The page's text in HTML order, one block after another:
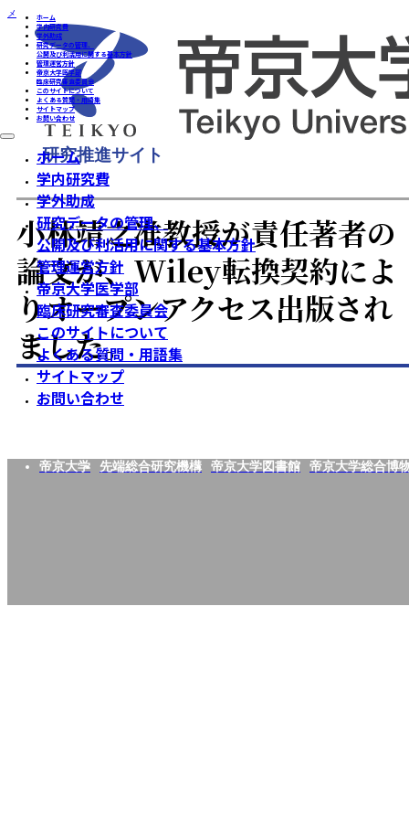
メインコンテンツへスキップ
研究推進サイト
ホーム
学内研究費
学外助成
研究データの管理、
公開及び利活用に関する基本方針
管理運営方針
帝京大学医学部
臨床研究審査委員会
このサイトについて
よくある質問・用語集
サイトマップ
お問い合わせ
ホーム
学内研究費
学外助成
研究データの管理、
公開及び利活用に関する基本方針
管理運営方針
帝京大学医学部
臨床研究審査委員会
このサイトについて
よくある質問・用語集
サイトマップ
お問い合わせ
ホーム/ お知らせ/小林靖之准教授が責任著者の論文が、Wiley転換契約によりオープンアクセス
出版されました。
小林靖之准教授が責任著者の
論文が、Wiley転換契約によ
りオープンアクセス出版され
ました。
帝京大学 先端総合研究機構 帝京大学図書館 帝京大学総合博